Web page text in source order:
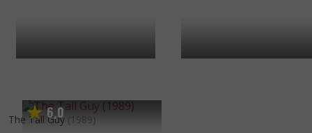
6,0
The Tall Guy (1989)